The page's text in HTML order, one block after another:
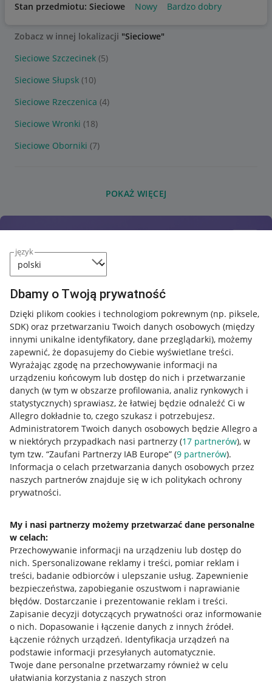
język
Dbamy o Twoją prywatność
Dzięki plikom cookies i technologiom pokrewnym (np. piksele,
SDK) oraz przetwarzaniu Twoich danych osobowych (między
innymi unikalne identyfikatory, dane przeglądarki), możemy
zapewnić, że dopasujemy do Ciebie wyświetlane treści.
Wyrażając zgodę na przechowywanie informacji na
urządzeniu końcowym lub dostęp do nich i przetwarzanie
danych (w tym w obszarze profilowania, analiz rynkowych i
statystycznych) sprawiasz, że łatwiej będzie odnaleźć Ci w
Allegro dokładnie to, czego szukasz i potrzebujesz.
Administratorem Twoich danych osobowych będzie Allegro a
w niektórych przypadkach nasi partnerzy (17 partnerów), w
tym tzw. “Zaufani Partnerzy IAB Europe” (9 partnerów).
Informacja o celach przetwarzania danych osobowych przez
naszych partnerów znajduje się w ich politykach ochrony
prywatności.
My i nasi partnerzy możemy przetwarzać dane personalne
w celach:
Przechowywanie informacji na urządzeniu lub dostęp do
nich. Spersonalizowane reklamy i treści, pomiar reklam i
treści, badanie odbiorców i ulepszanie usług. Zapewnienie
bezpieczeństwa, zapobieganie oszustwom i naprawianie
błędów. Dostarczanie i prezentowanie reklam i treści.
Zapisanie decyzji dotyczących prywatności oraz informowanie
o nich. Dopasowanie i łączenie danych z innych źródeł.
Łączenie różnych urządzeń. Identyfikacja urządzeń na
podstawie informacji przesyłanych automatycznie.
Twoje dane personalne przetwarzamy również w celu
ułatwiania korzystania z naszych stron
Stan przedmiotu: Sieciowe Nowy Bardzo dobry
Zobacz w innej lokalizacji "Sieciowe"
Sieciowe Szczecinek (5)
Sieciowe Słupsk (10)
Sieciowe Rzeczenica (4)
Sieciowe Wronki (18)
Sieciowe Oborniki (7)
POKAŻ WIĘCEJ
Przydatne informacje
Jak to działa
Allegro Gadane dla sprzedających
Allegro Gadane dla kupujących
Mapa miejscowości
Informacje prawne
Regulamin
Polityka plików "cookies"
Ustawienia plików "cookies"